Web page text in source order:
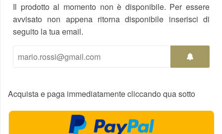
Il prodotto al momento non è disponibile. Per essere
avvisato non appena ritorna disponibile inserisci di
seguito la tua email.
Acquista e paga immediatamente cliccando qua sotto